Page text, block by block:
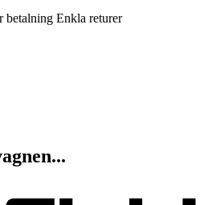
betalning Enkla returer